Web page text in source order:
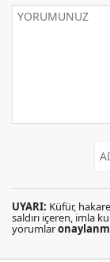
UYARI: Küfür,
saldırı içeren, imla
yorumlar